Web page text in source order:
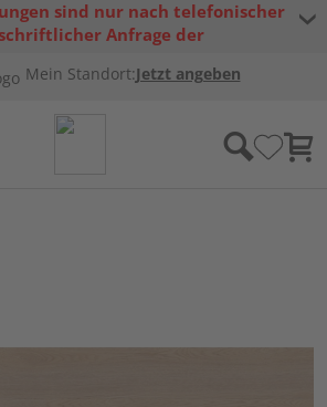
sind nur nach telefonischer
Anfrage der
Mein Standort:Jetzt angeben